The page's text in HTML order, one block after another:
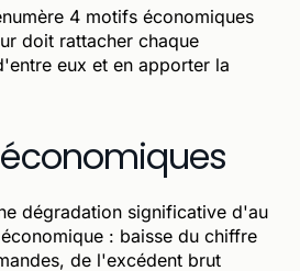
4 motifs économiques
doit rattacher chaque
eux et en apporter la
dégradation significative d'au
: baisse du chiffre
de l'excédent brut